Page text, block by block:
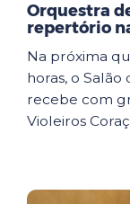
Orquestra
repertório
Na próxima
horas, o
recebe com
Violeiros